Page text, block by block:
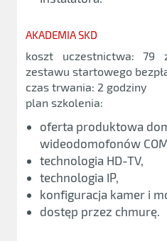
AKADEMIA SKD
koszt uczestnictwa: 79
zestawu startowego
czas trwania: 2 godziny
plan szkolenia:
oferta produktowa
wideodomofonów
technologia HD-TV,
technologia IP,
konfiguracja kamer i
dostęp przez chmurę.